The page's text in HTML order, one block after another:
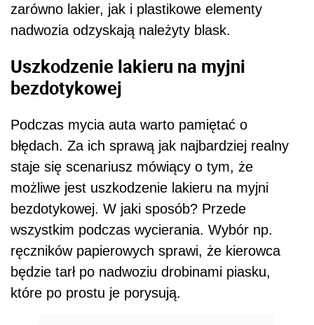
zarówno lakier, jak i plastikowe elementy
nadwozia odzyskają należyty blask.
Uszkodzenie lakieru na myjni
bezdotykowej
Podczas mycia auta warto pamiętać o
błędach. Za ich sprawą jak najbardziej realny
staje się scenariusz mówiący o tym, że
możliwe jest uszkodzenie lakieru na myjni
bezdotykowej. W jaki sposób? Przede
wszystkim podczas wycierania. Wybór np.
ręczników papierowych sprawi, że kierowca
będzie tarł po nadwoziu drobinami piasku,
które po prostu je porysują.